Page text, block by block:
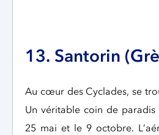
13. Santorin
Au cœur des Cyclades, se
Un véritable coin de
25 mai et le 9 octobre.